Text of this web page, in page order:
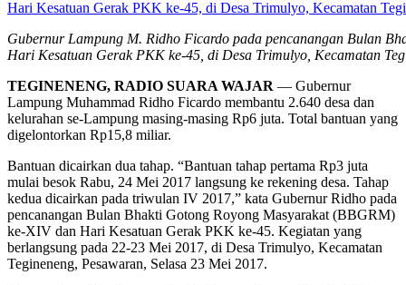
Gubernur Lampung M. Ridho Ficardo pada pencanangan Bulan
Hari Kesatuan Gerak PKK ke-45, di Desa Trimulyo, Kecamatan
TEGINENENG, RADIO SUARA WAJAR — Gubernur
Lampung Muhammad Ridho Ficardo membantu 2.640 desa dan
kelurahan se-Lampung masing-masing Rp6 juta. Total bantuan yang
digelontorkan Rp15,8 miliar.
Bantuan dicairkan dua tahap. “Bantuan tahap pertama Rp3 juta
mulai besok Rabu, 24 Mei 2017 langsung ke rekening desa. Tahap
kedua dicairkan pada triwulan IV 2017,” kata Gubernur Ridho pada
pencanangan Bulan Bhakti Gotong Royong Masyarakat (BBGRM)
ke-XIV dan Hari Kesatuan Gerak PKK ke-45. Kegiatan yang
berlangsung pada 22-23 Mei 2017, di Desa Trimulyo, Kecamatan
Tegineneng, Pesawaran, Selasa 23 Mei 2017.